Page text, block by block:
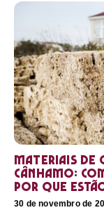
Materiais de
cânhamo:
por que
30 de novembro de